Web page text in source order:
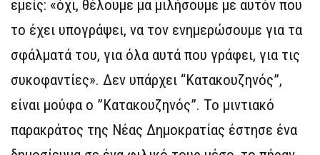
εμείς: «όχι, θέλουμε μα μιλήσουμε με αυτόν που
το έχει υπογράψει, να τον ενημερώσουμε για τα
σφάλματά του, για όλα αυτά που γράφει, για τις
συκοφαντίες». Δεν υπάρχει “Κατακουζηνός”,
είναι μούφα ο ”Κατακουζηνός”. Το μιντιακό
παρακράτος της Νέας Δημοκρατίας έστησε ένα